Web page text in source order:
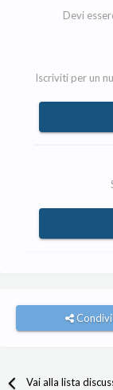
Devi
Iscriviti per un
Vai alla lista